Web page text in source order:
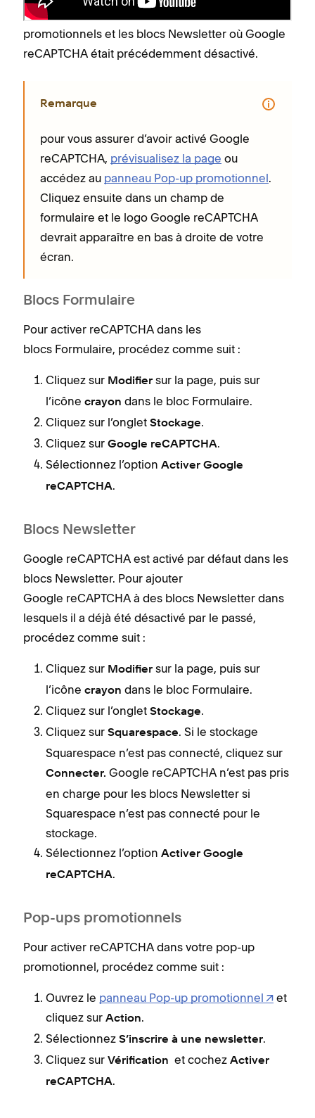
l’activer dans les blocs Formulaire, les pop-ups
promotionnels et les blocs Newsletter où Google
reCAPTCHA était précédemment désactivé.
Remarque
pour vous assurer d’avoir activé Google
reCAPTCHA, prévisualisez la page ou
accédez au panneau Pop-up promotionnel.
Cliquez ensuite dans un champ de
formulaire et le logo Google reCAPTCHA
devrait apparaître en bas à droite de votre
écran.
Blocs Formulaire
Pour activer reCAPTCHA dans les
blocs Formulaire, procédez comme suit :
Cliquez sur Modifier sur la page, puis sur
l’icône crayon dans le bloc Formulaire.
Cliquez sur l’onglet Stockage.
Cliquez sur Google reCAPTCHA.
Sélectionnez l’option Activer Google
reCAPTCHA.
Blocs Newsletter
Google reCAPTCHA est activé par défaut dans les
blocs Newsletter. Pour ajouter
Google reCAPTCHA à des blocs Newsletter dans
lesquels il a déjà été désactivé par le passé,
procédez comme suit :
Cliquez sur Modifier sur la page, puis sur
l’icône crayon dans le bloc Formulaire.
Cliquez sur l’onglet Stockage.
Cliquez sur Squarespace. Si le stockage
Squarespace n’est pas connecté, cliquez sur
Connecter. Google reCAPTCHA n’est pas pris
en charge pour les blocs Newsletter si
Squarespace n’est pas connecté pour le
stockage.
Sélectionnez l’option Activer Google
reCAPTCHA.
Pop-ups promotionnels
Pour activer reCAPTCHA dans votre pop-up
promotionnel, procédez comme suit :
Ouvrez le panneau Pop-up promotionnel
et
cliquez sur Action.
Sélectionnez S’inscrire à une newsletter.
Cliquez sur Vérification et cochez Activer
reCAPTCHA.